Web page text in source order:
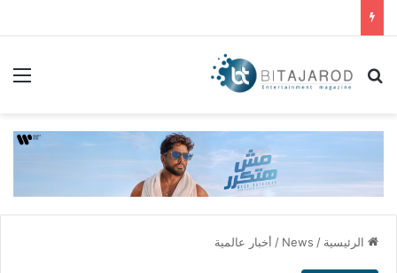
بحث عن
الرئيسية /
News
/ أخبار عالمية